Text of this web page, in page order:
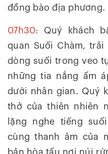
đồng bào địa phương.
07h30: Quý khách
quan Suối Chàm,
dòng suối trong veo
những tia nắng ấm
dưới nhân gian. Quý
thở của thiên nhiên
lặng nghe tiếng
cùng thanh âm của
bản hòa tấu nơi núi